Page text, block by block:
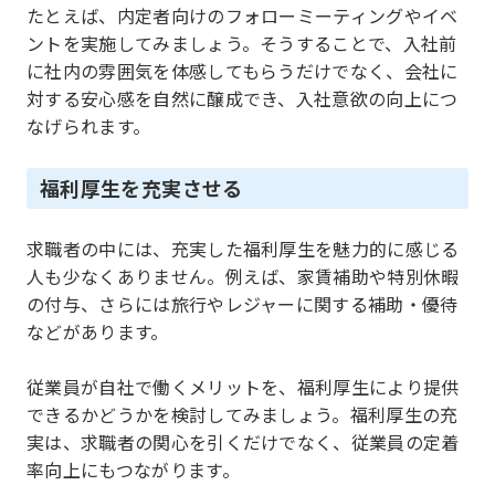
たとえば、内定者向けのフォローミーティングやイベ
ントを実施してみましょう。そうすることで、入社前
に社内の雰囲気を体感してもらうだけでなく、会社に
対する安心感を自然に醸成でき、入社意欲の向上につ
なげられます。
福利厚生を充実させる
求職者の中には、充実した福利厚生を魅力的に感じる
人も少なくありません。例えば、家賃補助や特別休暇
の付与、さらには旅行やレジャーに関する補助・優待
などがあります。
従業員が自社で働くメリットを、福利厚生により提供
できるかどうかを検討してみましょう。福利厚生の充
実は、求職者の関心を引くだけでなく、従業員の定着
率向上にもつながります。